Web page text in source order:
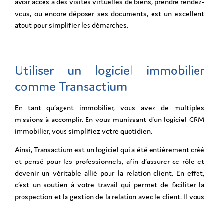
avoir accès à des visites virtuelles de biens, prendre rendez-
vous, ou encore déposer ses documents, est un excellent
atout pour simplifier les démarches.
Utiliser un logiciel immobilier
comme Transactium
En tant qu’agent immobilier, vous avez de multiples
missions à accomplir. En vous munissant d’un logiciel CRM
immobilier, vous simplifiez votre quotidien.
Ainsi, Transactium est un logiciel qui a été entièrement créé
et pensé pour les professionnels, afin d’assurer ce rôle et
devenir un véritable allié pour la relation client. En effet,
c’est un soutien à votre travail qui permet de faciliter la
prospection et la gestion de la relation avec le client. Il vous